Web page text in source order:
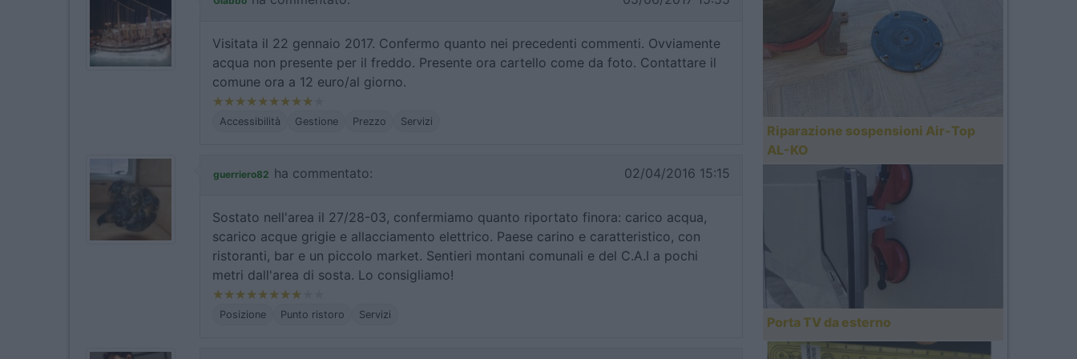
Visitata il 22 gennaio 2017. Confermo quanto nei precedenti commenti. Ovviamente
acqua non presente per il freddo. Presente ora cartello come da foto. Contattare il
comune ora a 12 euro/al giorno.
Accessibilità Gestione Prezzo Servizi
guerriero82 ha commentato: 02/04/2016 15:15
Sostato nell'area il 27/28-03, confermiamo quanto riportato finora: carico acqua,
scarico acque grigie e allacciamento elettrico. Paese carino e caratteristico, con
ristoranti, bar e un piccolo market. Sentieri montani comunali e del C.A.I a pochi
metri dall'area di sosta. Lo consigliamo!
Posizione Punto ristoro Servizi
Riparazione sospensioni Air-Top
AL-KO
Porta TV da esterno